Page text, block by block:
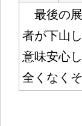
最後の展
者が下山
意味安心
全くなく